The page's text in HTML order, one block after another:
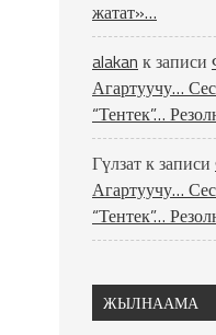
жатат»…
alakan к записи
Агартуучу…
“Тентек”…
Гүлзатк записи
Агартуучу…
“Тентек”…
ЖЫЛНААМА